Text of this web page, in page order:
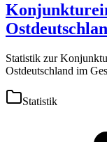
Statistik zur
Ostdeutschland im
Statistik